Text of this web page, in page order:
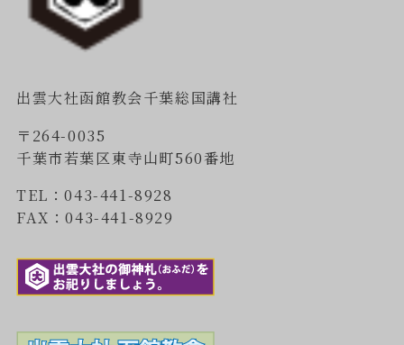
出雲大社函館教会千葉総国講社
〒264-0035
千葉市若葉区東寺山町560番地
TEL：043-441-8928
FAX：043-441-8929